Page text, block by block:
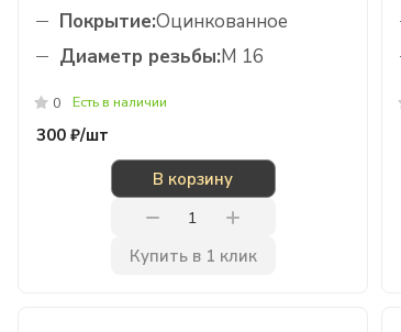
Покрытие:Оцинкованное
Диаметр резьбы:М 16
0 Есть в наличии
300 ₽/шт
В корзину
Купить в 1 клик